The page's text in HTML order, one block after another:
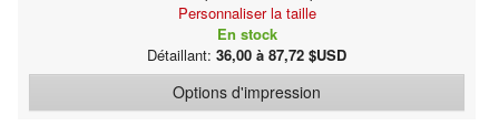
Personnaliser la taille
En stock
Détaillant: 36,00 à 87,72 $USD
Options d'impression